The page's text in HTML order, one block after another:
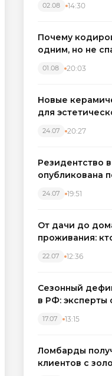
02.08 14:30
Почему
одним, но не
01.08 20:03
Новые
для
24.07 20:27
Резидентство
опубликована
налоговых
24.07 19:51
От дачи до
проживания:
Западном
22.07 12:36
Сезонный
в РФ: эксперты
17.07 13:15
Ломбарды
клиентов с